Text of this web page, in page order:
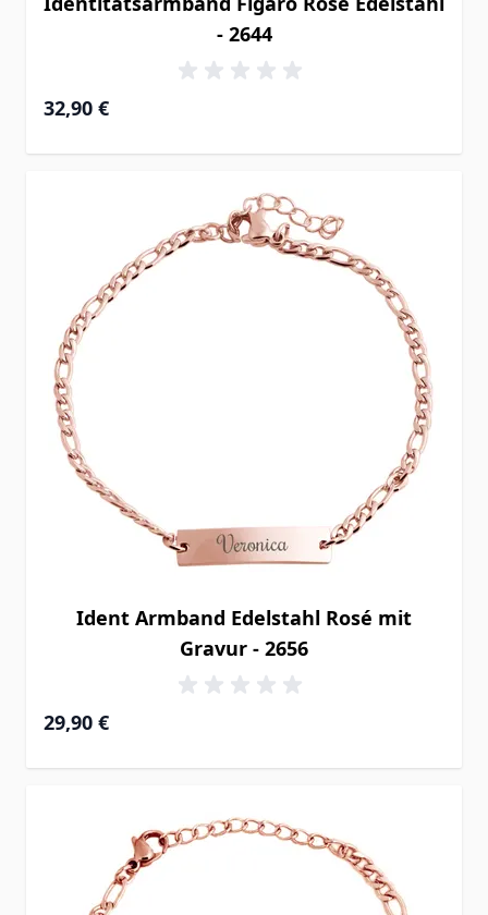
- 2644
32,90 €
Ident Armband Edelstahl Rosé mit
Gravur - 2656
29,90 €